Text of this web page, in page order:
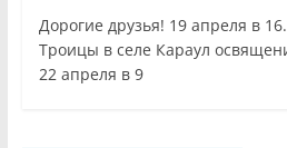
Дорогие друзья! 19 апреля в
Троицы в селе Караул
22 апреля в 9